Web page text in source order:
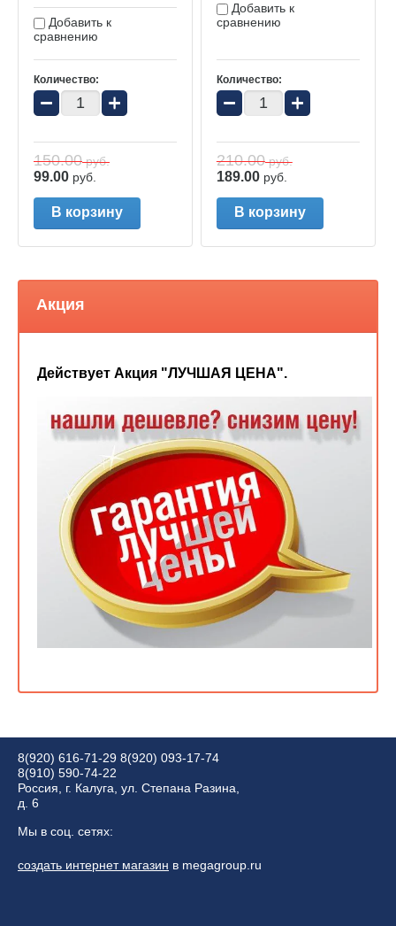
Добавить к
сравнению
Количество:
− +
150.00руб.
99.00 руб.
В корзину
Добавить к
сравнению
Количество:
− +
210.00руб.
189.00 руб.
В корзину
Акция
Действует Акция "ЛУЧШАЯ ЦЕНА".
8(920) 616-71-29 8(920) 093-17-74
8(910) 590-74-22
Россия, г. Калуга, ул. Степана Разина,
д. 6
Мы в соц. сетях:
создать интернет магазин в megagroup.ru